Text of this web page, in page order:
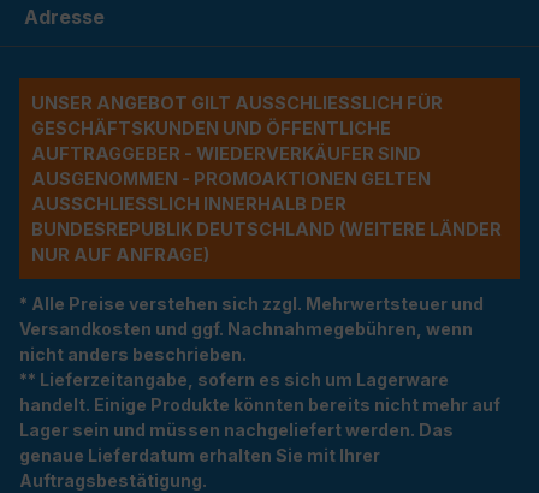
Adresse
UNSER ANGEBOT GILT AUSSCHLIESSLICH FÜR G
ESCHÄFTSKUNDEN UND ÖFFENTLICHE A
UFTRAGGEBER - WIEDERVERKÄUFER SIND A
USGENOMMEN - PROMOAKTIONEN GELTEN A
USSCHLIESSLICH INNERHALB DER BU
NDESREPUBLIK DEUTSCHLAND (WEITERE LÄNDER NU
R AUF ANFRAGE)
* Alle Preise verstehen sich zzgl. Mehrwertsteuer und
Versandkosten und ggf. Nachnahmegebühren, wenn
nicht anders beschrieben.
** Lieferzeitangabe, sofern es sich um Lagerware
handelt. Einige Produkte könnten bereits nicht mehr auf
Lager sein und müssen nachgeliefert werden. Das
genaue Lieferdatum erhalten Sie mit Ihrer
Auftragsbestätigung.